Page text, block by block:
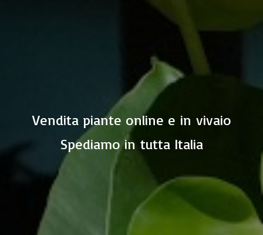
Vendita piante online e in vivaio
Spediamo in tutta Italia